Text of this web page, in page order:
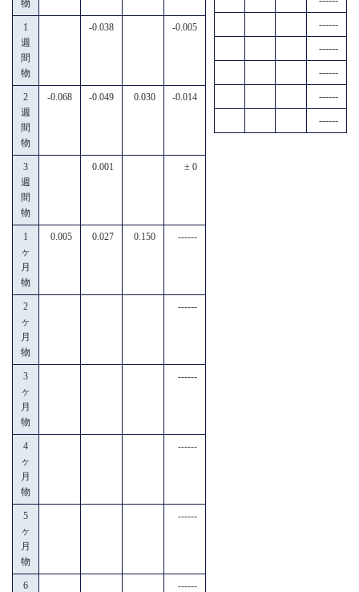
物
1
週
間
物
-0.038 -0.005
2
週
間
物
-0.068 -0.049 0.030 -0.014
3
週
間
物
0.001 ± 0
1
ヶ
月
物
0.005 0.027 0.150 ------
2
ヶ
月
物
------
3
ヶ
月
物
------
4
ヶ
月
物
------
5
ヶ
月
物
------
6
------
------
------
------
------
------